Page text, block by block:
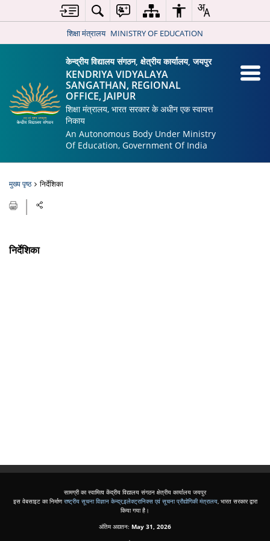
शिक्षा मंत्रालय MINISTRY OF EDUCATION
केन्द्रीय विद्यालय संगठन, क्षेत्रीय कार्यालय, जयपुर
KENDRIYA VIDYALAYA
SANGATHAN, REGIONAL
OFFICE, JAIPUR
शिक्षा मंत्रालय, भारत सरकार के अधीन एक स्वायत्त
निकाय
An Autonomous Body Under Ministry
Of Education, Government Of India
मुख्य पृष्ठ निर्देशिका
निर्देशिका
सामग्री का स्वामित्व केंद्रीय विद्यालय संगठन क्षेत्रीय कार्यालय जयपुर
इस वेबसाइट का निर्माणराष्ट्रीय सूचना विज्ञान केन्द्र,इलेक्ट्रानिक्स एवं सूचना प्रौद्योगिकी मंत्रालय, भारत सरकार द्वारा
किया गया है।
अंतिम अद्यतन: May 31, 2026